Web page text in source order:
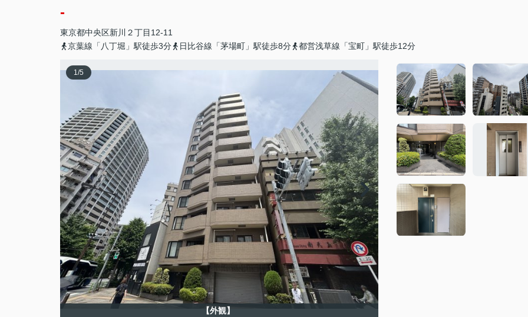
-
東京都中央区新川 ２丁目12-11
京葉線「八丁堀」駅徒歩3分
日比谷線「茅場町」駅徒歩8分 都営浅草線「宝町」駅徒歩12分
1/5
【外観】